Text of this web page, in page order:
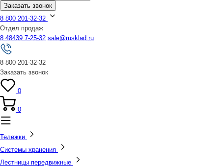
Заказать звонок
8 800 201-32-32
Отдел продаж
8 48439 7-25-32 sale@rusklad.ru
8 800 201-32-32
Заказать звонок
0
0
Тележки
Системы хранения
Лестницы передвижные